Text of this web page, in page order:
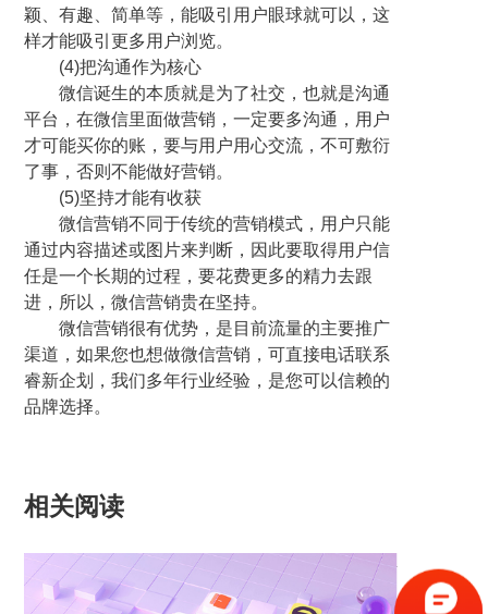
颖、有趣、简单等，能吸引用户眼球就可以，这
样才能吸引更多用户浏览。
(4)把沟通作为核心
微信诞生的本质就是为了社交，也就是沟通
平台，在微信里面做营销，一定要多沟通，用户
才可能买你的账，要与用户用心交流，不可敷衍
了事，否则不能做好营销。
(5)坚持才能有收获
微信营销不同于传统的营销模式，用户只能
通过内容描述或图片来判断，因此要取得用户信
任是一个长期的过程，要花费更多的精力去跟
进，所以，微信营销贵在坚持。
微信营销很有优势，是目前流量的主要推广
渠道，如果您也想做微信营销，可直接电话联系
睿新企划，我们多年行业经验，是您可以信赖的
品牌选择。
相关阅读